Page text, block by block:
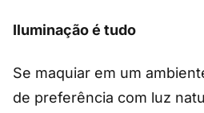
Iluminação é tudo
Se maquiar em um
de preferência com luz